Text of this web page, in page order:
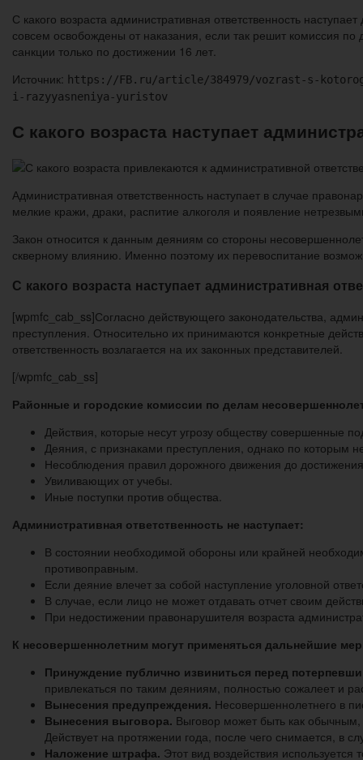
С какого возраста административная ответственность
совсем освобождены от наказания, если так решит комиссия
санкции только по достижении 16 лет.
Источник: https://FB.ru/article/384979/vozrast-s-
i-razyyasneniya-yuristov
С какого возраста наступает
Административная ответственность наступает в случае
мелкие кражи, драки, распитие алкоголя и появление
Закон относится к данным деяниям со стороны
скверному влиянию. Именно поэтому их перевоспитание
С какого возраста наступает административная
[wpmfc_cab_ss]Согласно действующего законодательства,
преступления. Относительно их принимаются конкретные
ответственность возлагается на их законных представителей.
[/wpmfc_cab_ss]
Районные и городские комиссии по делам
Действия, которые несут угрозу обществу совершенные
Деяния, с признаками преступления, однако по которым
Несоблюдения правил дорожного движения до
Увиливающих от учебы.
Иные поступки против общества.
Административная ответственность не наступает:
В состоянии необходимой обороны или крайней
противоправным.
Если деяние влечет за собой наступление уголовной
В случае, если лицо не может отдавать отчет своим
При недостижении правонарушителя возраста
К несовершеннолетним могут применяться дальнейшие
Принуждение публично извиниться перед
привлекаться по таким деяниям, полностью сожалеет и
Вынесения предупреждения. Несовершеннолетнего в
Вынесения выговора. Выговор может быть как
Действует на протяжении года, после чего снимается, в
Наложение штрафа. Этот вид воздействия используется